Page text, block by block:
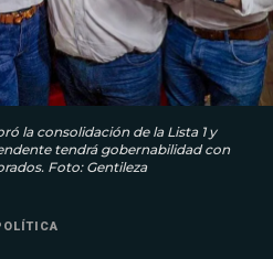
la consolidación de la Lista 1 y
tendrá gobernabilidad con
Foto: Gentileza